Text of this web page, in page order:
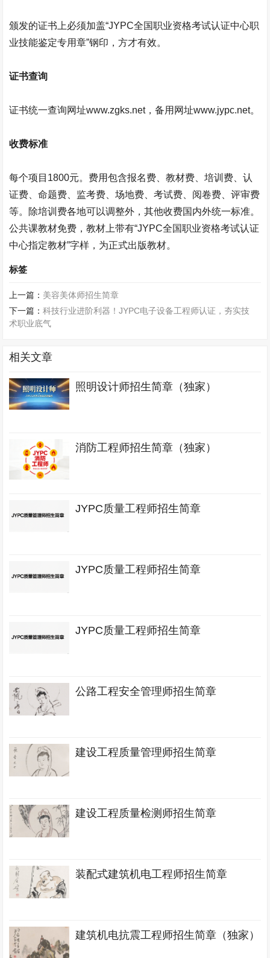
颁发的证书上必须加盖“JYPC全国职业资格考试认证中心职
业技能鉴定专用章”钢印，方才有效。
证书查询
证书统一查询网址www.zgks.net，备用网址www.jypc.net。
收费标准
每个项目 1800元。费用包含报名费、教材费、培训费、认
证费、命题费、监考费、场地费、考试费、阅卷费、评审费
等。除培训费各地可以调整外，其他收费国内外统一标准。
公共课教材免费，教材上带有“JYPC全国职业资格考试认证
中心指定教材”字样，为正式出版教材。
标签
上一篇： 美容美体师招生简章
下一篇：科技行业进阶利器！JYPC电子设备工程师认证，夯实技
术职业底气
相关文章
照明设计师招生简章（独家）
消防工程师招生简章（独家）
JYPC质量工程师招生简章
JYPC质量工程师招生简章
JYPC质量工程师招生简章
公路工程安全管理师招生简章
建设工程质量管理师招生简章
建设工程质量检测师招生简章
装配式建筑机电工程师招生简章
建筑机电抗震工程师招生简章（独家）